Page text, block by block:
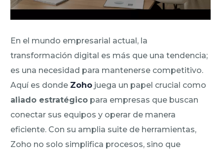
En el mundo empresarial actual, la
transformación digital es más que una tendencia;
es una necesidad para mantenerse competitivo.
Aquí es donde Zoho juega un papel crucial como
aliado estratégico para empresas que buscan
conectar sus equipos y operar de manera
eficiente. Con su amplia suite de herramientas,
Zoho no solo simplifica procesos, sino que